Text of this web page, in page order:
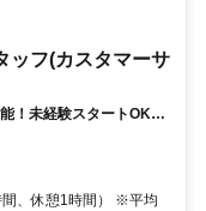
ッフ(カスタマーサ
！未経験スタートOK！
採用スタート！
、休憩1時間） ※平均